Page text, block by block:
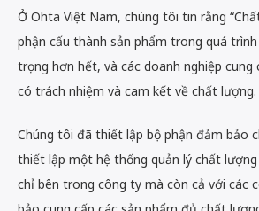
Ở Ohta Việt Nam, chúng tôi tin rằng
phận cấu thành sản phẩm trong quá
trọng hơn hết, và các doanh nghiệp cung
có trách nhiệm và cam kết về chất lượng.
Chúng tôi đã thiết lập bộ phận đảm bảo
thiết lập một hệ thống quản lý chất
chỉ bên trong công ty mà còn cả với các